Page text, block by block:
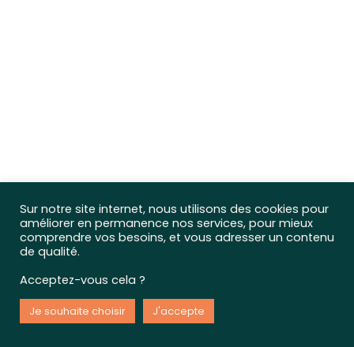
Sur notre site internet, nous utilisons des cookies pour
améliorer en permanence nos services, pour mieux
comprendre vos besoins, et vous adresser un contenu
de qualité.
Acceptez-vous cela ?
Je souhaite choisir J'accepte